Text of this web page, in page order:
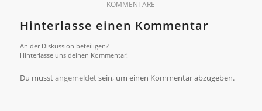
KOMMENTARE
Hinterlasse einen Kommentar
An der Diskussion beteiligen?
Hinterlasse uns deinen Kommentar!
Du musstangemeldetsein, um einen Kommentar abzugeben.